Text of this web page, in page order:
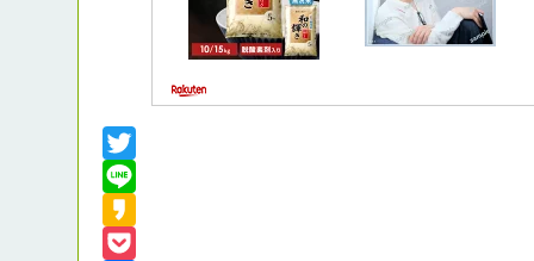
Twitter
Line
Kakao